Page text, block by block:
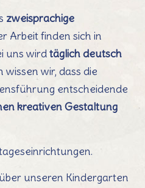
zweisprachige
Arbeit finden sich in
uns wirdtäglich deutsch
wir, dass die
entscheidende
kreativen Gestaltung
unseren Kindergarten